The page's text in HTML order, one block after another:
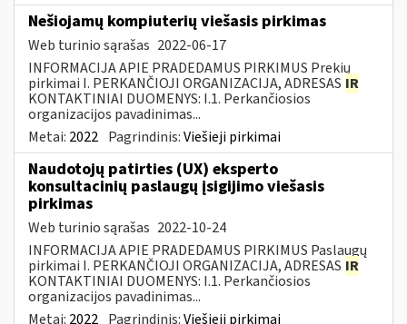
Nešiojamų kompiuterių viešasis pirkimas
Web turinio sąrašas 2022-06-17
INFORMACIJA APIE PRADEDAMUS PIRKIMUS Prekių
pirkimai I. PERKANČIOJI ORGANIZACIJA, ADRESAS IR
KONTAKTINIAI DUOMENYS: I.1. Perkančiosios
organizacijos pavadinimas...
Metai: 2022 Pagrindinis:Viešieji pirkimai
Naudotojų patirties (UX) eksperto
konsultacinių paslaugų įsigijimo viešasis
pirkimas
Web turinio sąrašas 2022-10-24
INFORMACIJA APIE PRADEDAMUS PIRKIMUS Paslaugų
pirkimai I. PERKANČIOJI ORGANIZACIJA, ADRESAS IR
KONTAKTINIAI DUOMENYS: I.1. Perkančiosios
organizacijos pavadinimas...
Metai: 2022 Pagrindinis:Viešieji pirkimai